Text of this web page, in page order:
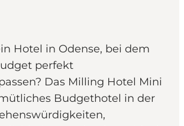
Hotel in Odense, bei dem
perfekt
Das Milling Hotel Mini
Budgethotel in der